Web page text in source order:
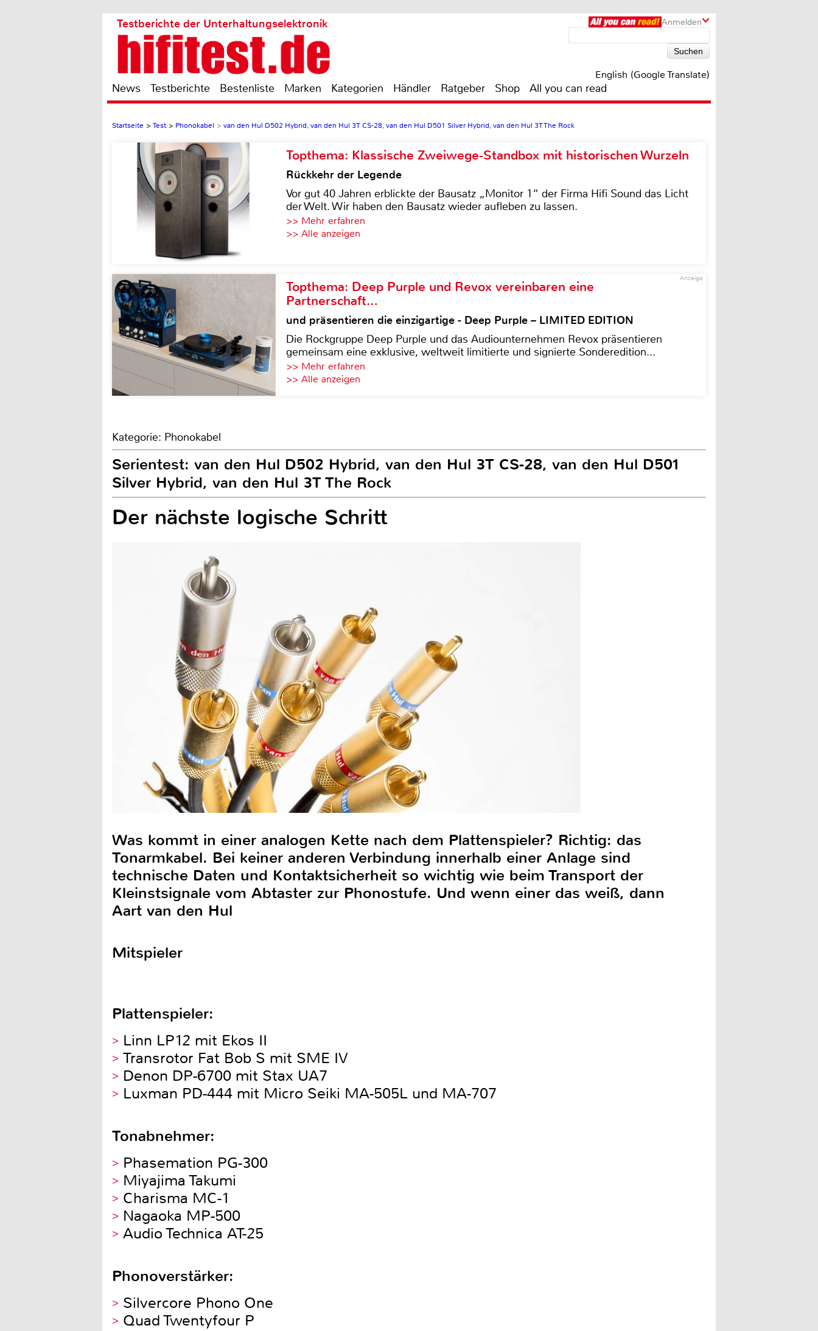
Anmelden
Testberichte der Unterhaltungselektronik
English (Google Translate)
News Testberichte Bestenliste Marken Kategorien Händler Ratgeber Shop All you can read
Startseite > Test > Phonokabel > van den Hul D502 Hybrid, van den Hul 3T CS-28, van den Hul D501 Silver Hybrid, van den Hul 3T The Rock
Topthema: Klassische Zweiwege-Standbox mit historischen Wurzeln
Rückkehr der Legende
Vor gut 40 Jahren erblickte der Bausatz „Monitor 1“ der Firma Hifi Sound das Licht
der Welt. Wir haben den Bausatz wieder aufleben zu lassen.
>> Mehr erfahren
>> Alle anzeigen
Anzeige
Topthema: Deep Purple und Revox vereinbaren eine
Partnerschaft…
und präsentieren die einzigartige - Deep Purple – LIMITED EDITION
Die Rockgruppe Deep Purple und das Audiounternehmen Revox präsentieren
gemeinsam eine exklusive, weltweit limitierte und signierte Sonderedition...
>> Mehr erfahren
>> Alle anzeigen
Kategorie: Phonokabel
Serientest: van den Hul D502 Hybrid, van den Hul 3T CS-28, van den Hul D501
Silver Hybrid, van den Hul 3T The Rock
Der nächste logische Schritt
Was kommt in einer analogen Kette nach dem Plattenspieler? Richtig: das
Tonarmkabel. Bei keiner anderen Verbindung innerhalb einer Anlage sind
technische Daten und Kontaktsicherheit so wichtig wie beim Transport der
Kleinstsignale vom Abtaster zur Phonostufe. Und wenn einer das weiß, dann
Aart van den Hul
Mitspieler
Plattenspieler:
Linn LP12 mit Ekos II
Transrotor Fat Bob S mit SME IV
Denon DP-6700 mit Stax UA7
Luxman PD-444 mit Micro Seiki MA-505L und MA-707
Tonabnehmer:
Phasemation PG-300
Miyajima Takumi
Charisma MC-1
Nagaoka MP-500
Audio Technica AT-25
Phonoverstärker:
Silvercore Phono One
Quad Twentyfour P